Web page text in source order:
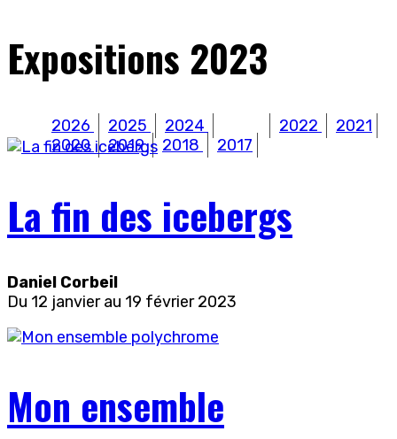
Expositions 2023
2026 2025 2024 2022
2021
2020
2019 2018 2017
La fin des icebergs
Daniel Corbeil
Du 12 janvier au 19 février 2023
Mon ensemble